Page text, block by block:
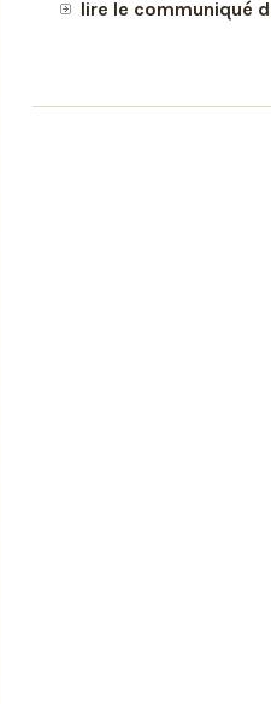
lire le communiqué